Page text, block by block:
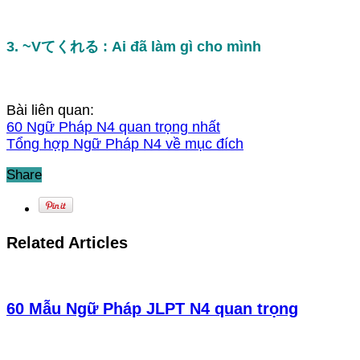
3. ~Vてくれる : Ai đã làm gì cho mình
Bài liên quan:
60 Ngữ Pháp N4 quan trọng nhất
Tổng hợp Ngữ Pháp N4 về mục đích
Share
Related Articles
60 Mẫu Ngữ Pháp JLPT N4 quan trọng